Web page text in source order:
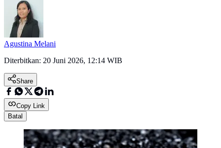
Agustina Melani
Diterbitkan: 20 Juni 2026, 12:14 WIB
Share
Copy Link
Batal